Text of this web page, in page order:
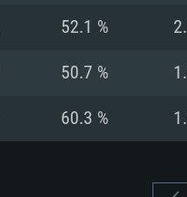
Disco: 60,2 GB
Network:
Disco: 60,2 GB
52.1 %
50.7 %
60.3 %